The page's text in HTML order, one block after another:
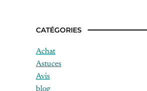
CATÉGORIES
Achat
Astuces
Avis
blog